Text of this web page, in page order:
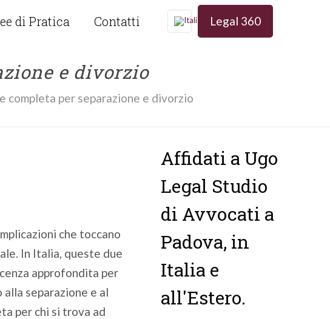
di Pratica Contatti Legal 360
e divorzio
completa per separazione e divorzio
che toccano
In Italia, queste due
approfondita per
separazione e al
per chi si trova ad
Affidati a Ugo
Legal Studio
di Avvocati a
Padova, in
Italia e
all'Estero.